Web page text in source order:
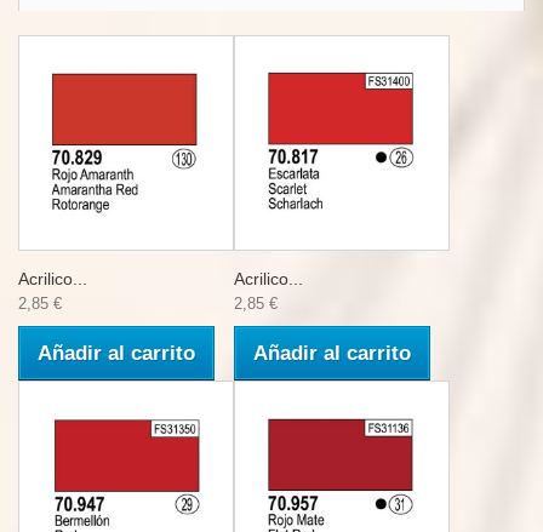
Acrilico...
2,85 €
Añadir al carrito
Acrilico...
2,85 €
Añadir al carrito